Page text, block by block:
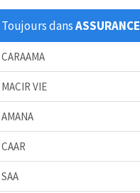
Toujours dansASSURANCE
CARAAMA
MACIR VIE
AMANA
CAAR
SAA